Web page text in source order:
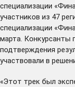
специализации
участников из 47
специализации
марта. Конкурсанты
подтверждения
участвовали в
«Этот трек был